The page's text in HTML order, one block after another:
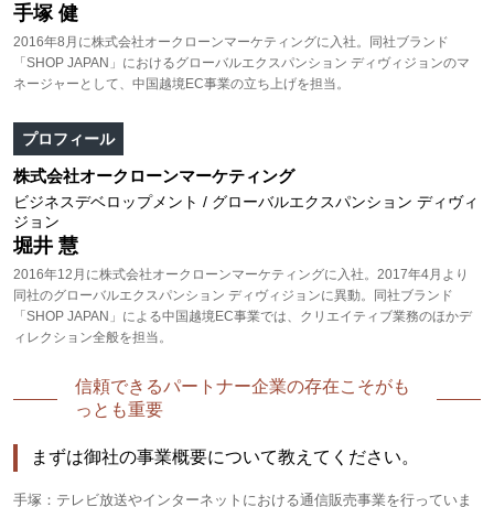
手塚 健
2016年8月に株式会社オークローンマーケティングに入社。同社ブランド
「SHOP JAPAN」におけるグローバルエクスパンション ディヴィジョンのマ
ネージャーとして、中国越境EC事業の立ち上げを担当。
プロフィール
株式会社オークローンマーケティング
ビジネスデベロップメント / グローバルエクスパンション ディヴィ
ジョン
堀井 慧
2016年12月に株式会社オークローンマーケティングに入社。2017年4月より
同社のグローバルエクスパンション ディヴィジョンに異動。同社ブランド
「SHOP JAPAN」による中国越境EC事業では、クリエイティブ業務のほかデ
ィレクション全般を担当。
信頼できるパートナー企業の存在こそがも
っとも重要
まずは御社の事業概要について教えてください。
手塚： テレビ放送やインターネットにおける通信販売事業を行っていま